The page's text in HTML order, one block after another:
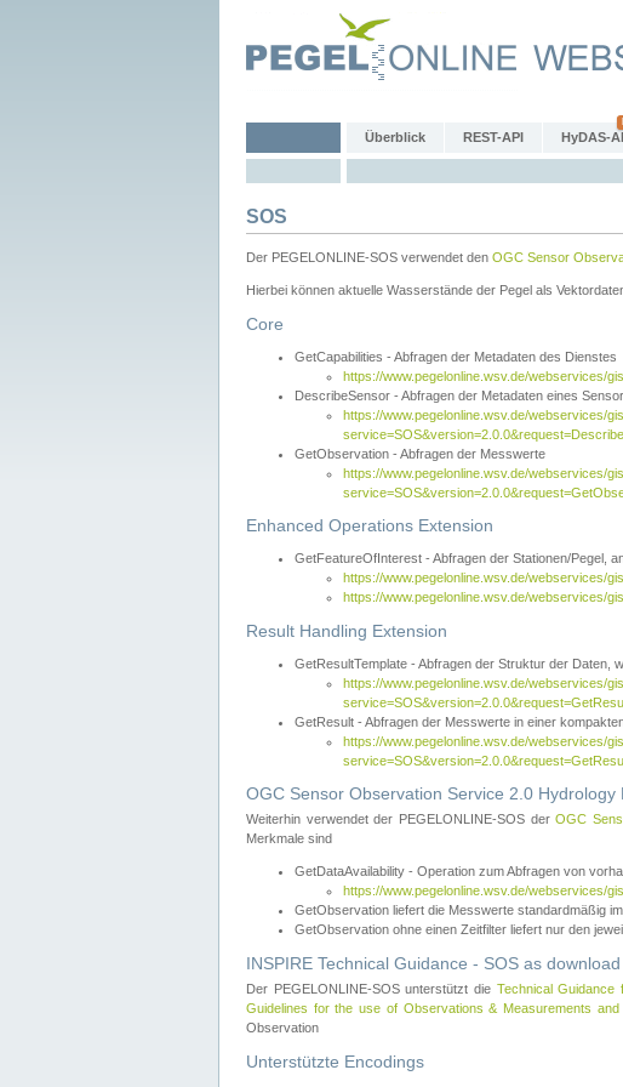
Überblick REST-API HyDAS-
SOS
Der PEGELONLINE-SOS verwendet den OGC Sensor
Hierbei können aktuelle Wasserstände der Pegel als
Core
GetCapabilities - Abfragen der Metadaten des Dienstes
https://www.pegelonline.wsv.de/webservices/
DescribeSensor - Abfragen der Metadaten eines
https://www.pegelonline.wsv.de/webservices/
GetObservation - Abfragen der Messwerte
https://www.pegelonline.wsv.de/webservices/
Enhanced Operations Extension
GetFeatureOfInterest - Abfragen der Stationen/Pegel,
https://www.pegelonline.wsv.de/webservices/
https://www.pegelonline.wsv.de/webservices/
Result Handling Extension
GetResultTemplate - Abfragen der Struktur der Daten,
https://www.pegelonline.wsv.de/webservices/
GetResult - Abfragen der Messwerte in einer
https://www.pegelonline.wsv.de/webservices/
OGC Sensor Observation Service 2.0 Hydrology
Weiterhin verwendet der PEGELONLINE-SOS derOGC
Merkmale sind
GetDataAvailability - Operation zum Abfragen von
https://www.pegelonline.wsv.de/webservices/
GetObservation liefert die Messwerte standardmäßig
GetObservation ohne einen Zeitfilter liefert nur den
INSPIRE Technical Guidance - SOS as
Der PEGELONLINE-SOS unterstützt die Technical
Guidelines for the use of Observations & Measurements
Observation
Unterstützte Encodings